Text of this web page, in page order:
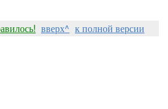
вверх^ к полной версии